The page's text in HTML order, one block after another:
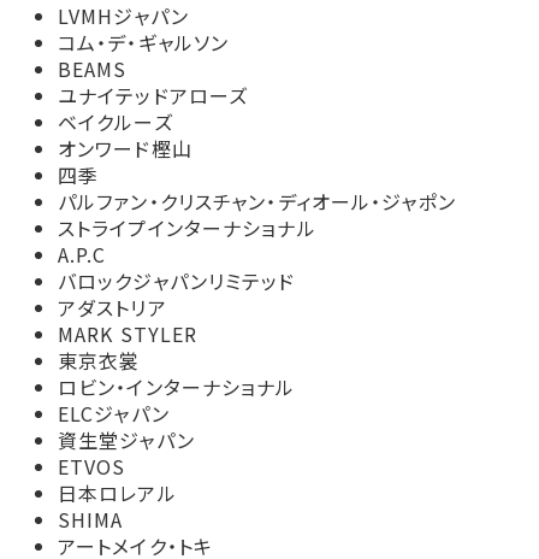
LVMHジャパン
コム・デ・ギャルソン
BEAMS
ユナイテッドアローズ
ベイクルーズ
オンワード樫山
四季
パルファン・クリスチャン・ディオール・ジャポン
ストライプインターナショナル
A.P.C
バロックジャパンリミテッド
アダストリア
MARK STYLER
東京衣裳
ロビン・インターナショナル
ELCジャパン
資生堂ジャパン
ETVOS
日本ロレアル
SHIMA
アートメイク・トキ